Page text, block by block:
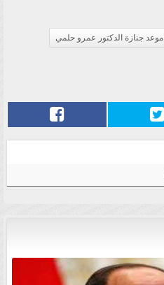
موعد جنازة الدكتور عمرو حلمي